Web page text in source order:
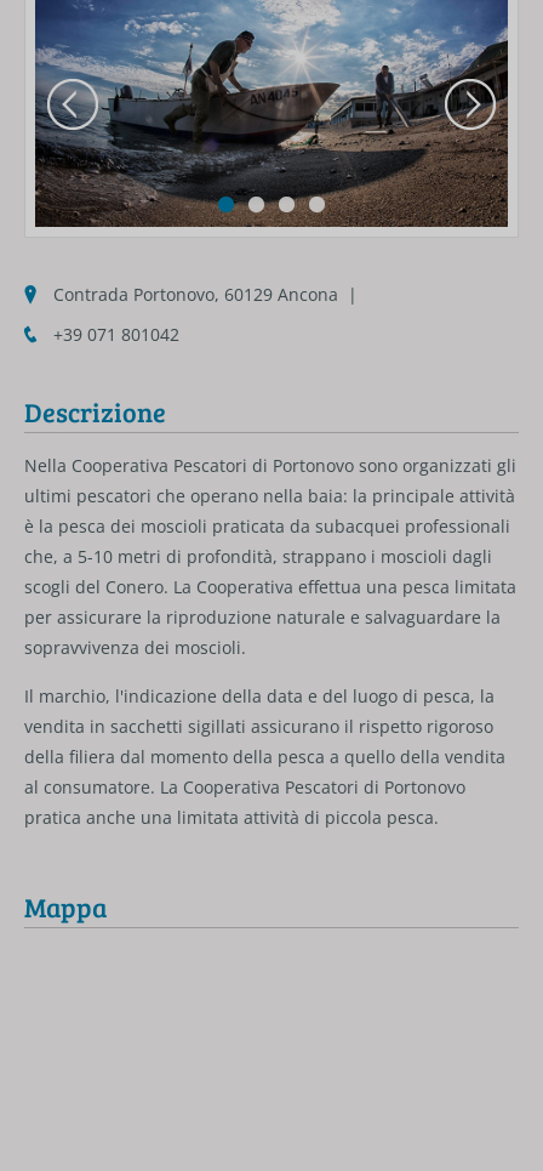
Contrada Portonovo, 60129 Ancona |
+39 071 801042
Descrizione
Nella Cooperativa Pescatori di Portonovo sono organizzati gli
ultimi pescatori che operano nella baia: la principale attività
è la pesca dei moscioli praticata da subacquei professionali
che, a 5-10 metri di profondità, strappano i moscioli dagli
scogli del Conero. La Cooperativa effettua una pesca limitata
per assicurare la riproduzione naturale e salvaguardare la
sopravvivenza dei moscioli.
Il marchio, l'indicazione della data e del luogo di pesca, la
vendita in sacchetti sigillati assicurano il rispetto rigoroso
della filiera dal momento della pesca a quello della vendita
al consumatore. La Cooperativa Pescatori di Portonovo
pratica anche una limitata attività di piccola pesca.
Mappa